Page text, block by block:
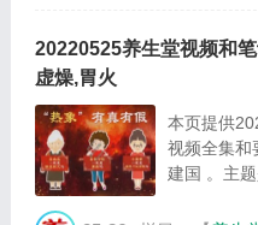
20220525养生堂视频和
虚燥,胃火
本页提供
视频全集和
建国 。主